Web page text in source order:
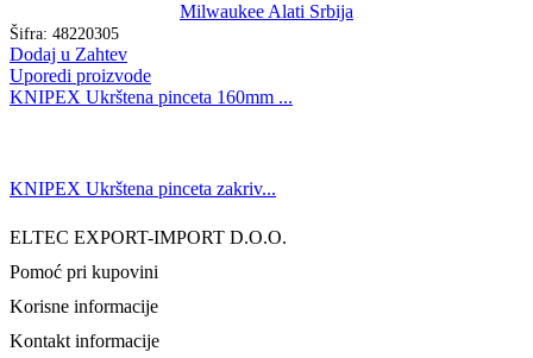
Milwaukee Alati Srbija
Šifra: 48220305
Dodaj u Zahtev
Uporedi proizvode
KNIPEX Ukrštena pinceta 160mm ...
KNIPEX Ukrštena pinceta zakriv...
ELTEC EXPORT-IMPORT D.O.O.
Pomoć pri kupovini
Korisne informacije
Kontakt informacije